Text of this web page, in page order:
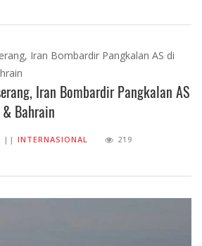
Iran Bombardir Pangkalan AS
Bahrain
|| INTERNASIONAL 219